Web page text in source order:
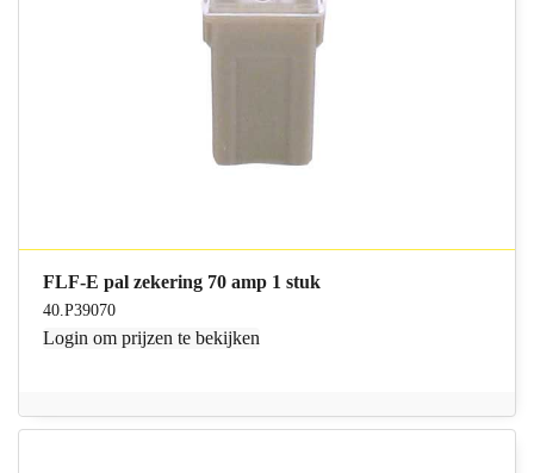
FLF-E pal zekering 70 amp 1 stuk
40.P39070
Login om prijzen te bekijken